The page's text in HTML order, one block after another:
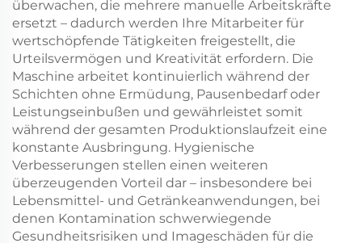
überwachen, die mehrere manuelle Arbeitskräfte
ersetzt – dadurch werden Ihre Mitarbeiter für
wertschöpfende Tätigkeiten freigestellt, die
Urteilsvermögen und Kreativität erfordern. Die
Maschine arbeitet kontinuierlich während der
Schichten ohne Ermüdung, Pausenbedarf oder
Leistungseinbußen und gewährleistet somit
während der gesamten Produktionslaufzeit eine
konstante Ausbringung. Hygienische
Verbesserungen stellen einen weiteren
überzeugenden Vorteil dar – insbesondere bei
Lebensmittel- und Getränkeanwendungen, bei
denen Kontamination schwerwiegende
Gesundheitsrisiken und Imageschäden für die